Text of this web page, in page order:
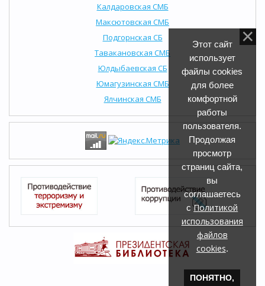
Калдаровская СМБ
Максютовская СМБ
Подгорнская СБ
Тавакановская СМБ
Юлдыбаевская СБ
Юмагузинская СМБ
Ялчинская СМБ
Этот сайт
использует
файлы cookies
для более
комфортной
работы
пользователя.
Продолжая
просмотр
страниц сайта,
вы
соглашаетесь
сПолитикой
использования
файлов
cookies.
ПОНЯТНО,